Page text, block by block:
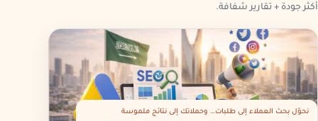
أكثر جودة + تقارير شفافة.
نحوّل بحث العملاء إلى طلبات… وحملاتك إلى نتائج ملموسة